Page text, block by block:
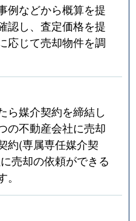
例などから概算を提
認し、査定価格を提
応じて売却物件を調
ら媒介契約を締結し
の不動産会社に売却
約(専属専任媒介契
売却の依頼ができる